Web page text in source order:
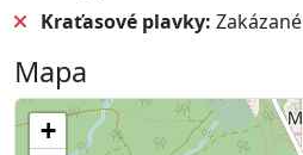
Kraťasové plavky: Zakázané
Mapa
+